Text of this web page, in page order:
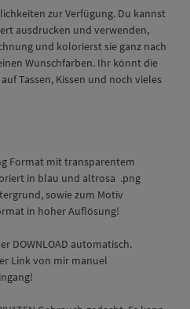
zur Verfügung. Du kannst
ausdrucken und verwenden,
und kolorierst sie ganz nach
Wunschfarben. Ihr könnt die
Tassen, Kissen und noch vieles
Format mit transparentem
in blau und altrosa .png
sowie zum Motiv
in hoher Auflösung!
DOWNLOAD automatisch.
Link von mir manuel